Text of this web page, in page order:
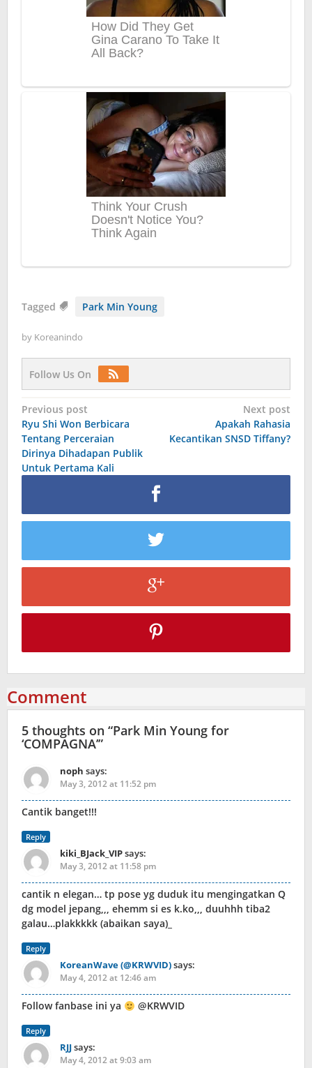
Tagged Park Min Young
by Koreanindo
Follow Us On
Post
navigation
Previous post
Ryu Shi Won Berbicara
Tentang Perceraian
Dirinya Dihadapan Publik
Untuk Pertama Kali
Next post
Apakah Rahasia
Kecantikan SNSD Tiffany?
Comment
5 thoughts on “Park Min Young for
‘COMPAGNA’”
noph says:
May 3, 2012 at 11:52 pm
Cantik banget!!!
Reply
kiki_BJack_VIPsays:
May 3, 2012 at 11:58 pm
cantik n elegan… tp pose yg duduk itu mengingatkan Q
dg model jepang,,, ehemm si es k.ko,,, duuhhh tiba2
galau…plakkkkk (abaikan saya)_
Reply
KoreanWave (@KRWVID)says:
May 4, 2012 at 12:46 am
Follow fanbase ini ya @KRWVID
Reply
RJJsays:
May 4, 2012 at 9:03 am